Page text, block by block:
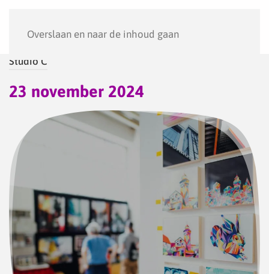
Overslaan en naar de inhoud gaan
Studio C
23 november 2024